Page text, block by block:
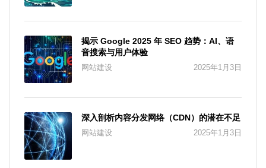
揭示 Google 2025 年 SEO 趋势：AI、语
音搜索与用户体验
网站建设 2025年1月3日
深入剖析内容分发网络（CDN）的潜在不足
网站建设 2025年1月3日